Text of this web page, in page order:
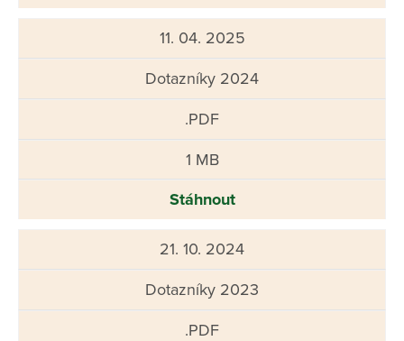
11. 04. 2025
Dotazníky 2024
.PDF
1 MB
Stáhnout
21. 10. 2024
Dotazníky 2023
.PDF